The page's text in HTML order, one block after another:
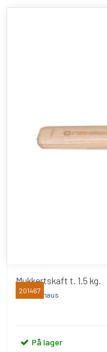
Mukkertskaft t. 1.5 kg.
Peddinghaus
201467
På lager